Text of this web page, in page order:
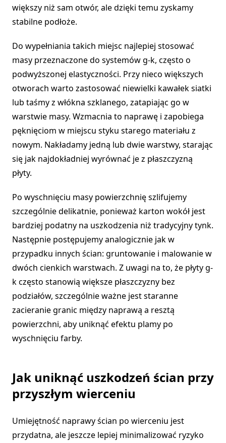
większy niż sam otwór, ale dzięki temu zyskamy
stabilne podłoże.
Do wypełniania takich miejsc najlepiej stosować
masy przeznaczone do systemów g-k, często o
podwyższonej elastyczności. Przy nieco większych
otworach warto zastosować niewielki kawałek siatki
lub taśmy z włókna szklanego, zatapiając go w
warstwie masy. Wzmacnia to naprawę i zapobiega
pęknięciom w miejscu styku starego materiału z
nowym. Nakładamy jedną lub dwie warstwy, starając
się jak najdokładniej wyrównać je z płaszczyzną
płyty.
Po wyschnięciu masy powierzchnię szlifujemy
szczególnie delikatnie, ponieważ karton wokół jest
bardziej podatny na uszkodzenia niż tradycyjny tynk.
Następnie postępujemy analogicznie jak w
przypadku innych ścian: gruntowanie i malowanie w
dwóch cienkich warstwach. Z uwagi na to, że płyty g-
k często stanowią większe płaszczyzny bez
podziałów, szczególnie ważne jest staranne
zacieranie granic między naprawą a resztą
powierzchni, aby uniknąć efektu plamy po
wyschnięciu farby.
Jak uniknąć uszkodzeń ścian przy
przyszłym wierceniu
Umiejętność naprawy ścian po wierceniu jest
przydatna, ale jeszcze lepiej minimalizować ryzyko